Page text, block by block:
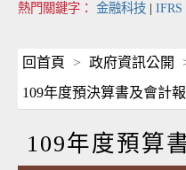
熱門關鍵字： 金融科技 | IFRS
回首頁 政府資訊公開
109年度預決算書及會計
109年度預算